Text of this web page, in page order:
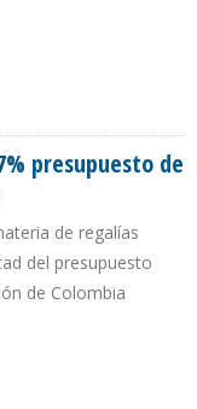
presupuesto de
de regalías
del presupuesto
de Colombia